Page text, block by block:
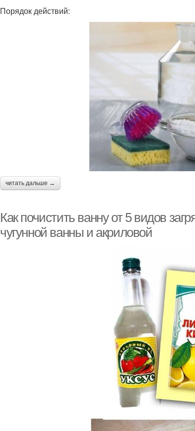
Порядок действий:
читать дальше →
Как почистить ванну от 5 видов
чугунной ванны и акриловой